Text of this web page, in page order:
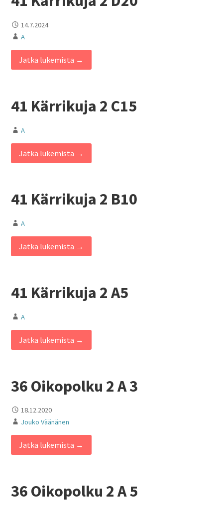
14.7.2024
A
Jatka lukemista →
41 Kärrikuja 2 C15
A
Jatka lukemista →
41 Kärrikuja 2 B10
A
Jatka lukemista →
41 Kärrikuja 2 A5
A
Jatka lukemista →
36 Oikopolku 2 A 3
18.12.2020
Jouko Väänänen
Jatka lukemista →
36 Oikopolku 2 A 5